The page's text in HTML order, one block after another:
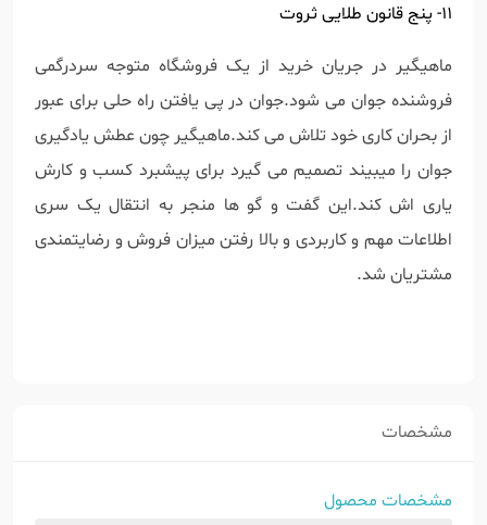
11- پنج قانون طلایی ثروت
ماهیگیر در جریان خرید از یک فروشگاه متوجه سردرگمی
فروشنده جوان می شود.جوان در پی یافتن راه حلی برای عبور
از بحران کاری خود تلاش می کند.ماهیگیر چون عطش یادگیری
جوان را میبیند تصمیم می گیرد برای پیشبرد کسب و کارش
یاری اش کند.این گفت و گو ها منجر به انتقال یک سری
اطلاعات مهم و کاربردی و بالا رفتن میزان فروش و رضایتمندی
مشتریان شد.
مشخصات
مشخصات محصول